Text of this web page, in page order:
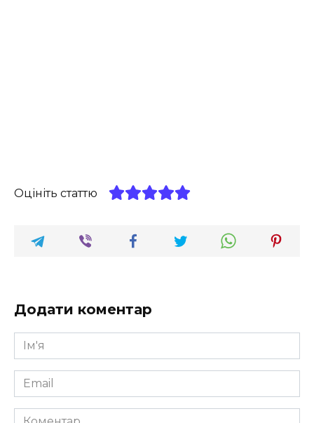
Оцініть статтю
Додати коментар
Ім'я
*
Email
*
Коментар